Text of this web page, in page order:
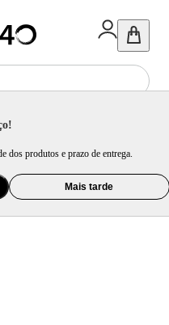
dos produtos e prazo de entrega.
Mais tarde
de Pêlos /